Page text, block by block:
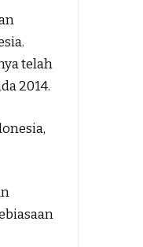
telah
2014.